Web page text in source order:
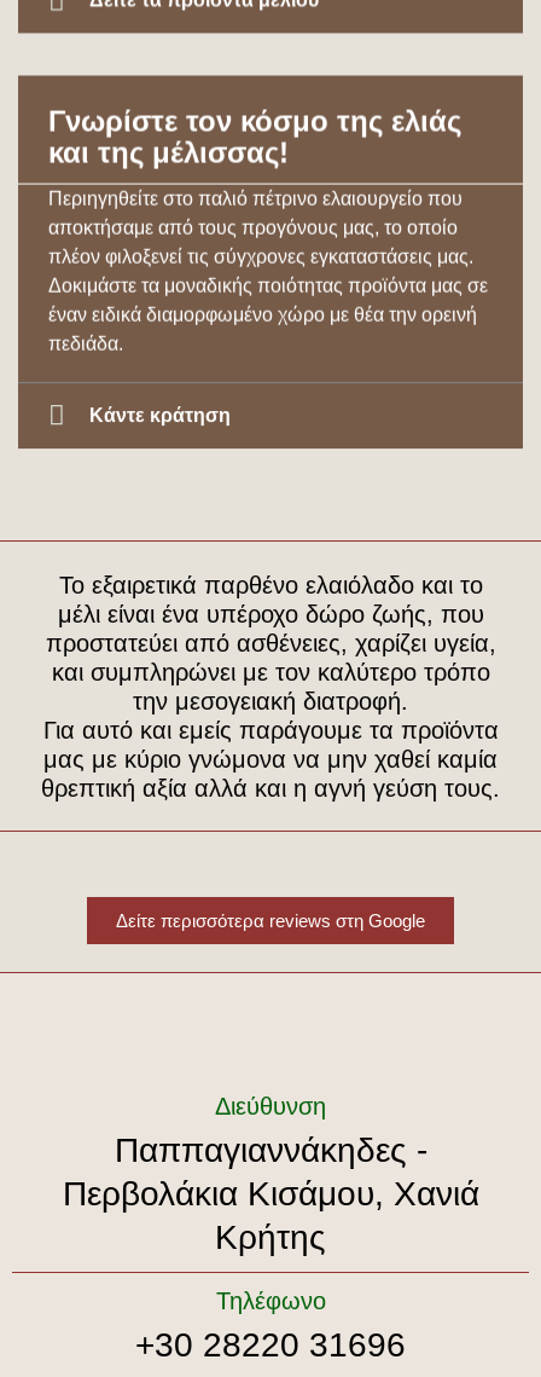
Γνωρίστε τον κόσμο της ελιάς
και της μέλισσας!
Περιηγηθείτε στο παλιό πέτρινο ελαιουργείο που
αποκτήσαμε από τους προγόνους μας, το οποίο
πλέον φιλοξενεί τις σύγχρονες εγκαταστάσεις μας.
Δοκιμάστε τα μοναδικής ποιότητας προϊόντα μας σε
έναν ειδικά διαμορφωμένο χώρο με θέα την ορεινή
πεδιάδα.
Κάντε κράτηση
Το εξαιρετικά παρθένο ελαιόλαδο και το
μέλι είναι ένα υπέροχο δώρο ζωής, που
προστατεύει από ασθένειες, χαρίζει υγεία,
και συμπληρώνει με τον καλύτερο τρόπο
την μεσογειακή διατροφή.
Για αυτό και εμείς παράγουμε τα προϊόντα
μας με κύριο γνώμονα να μην χαθεί καμία
θρεπτική αξία αλλά και η αγνή γεύση τους.
Δείτε περισσότερα reviews στη Google
Διεύθυνση
Παππαγιαννάκηδες -
Περβολάκια Κισάμου, Χανιά
Κρήτης
Τηλέφωνο
+30 28220 31696